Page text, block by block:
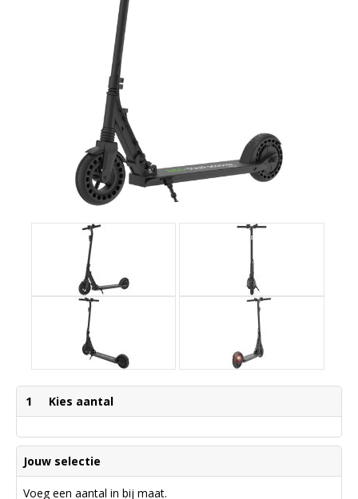
1 Kies aantal
Jouw selectie
Voeg een aantal in bij maat.